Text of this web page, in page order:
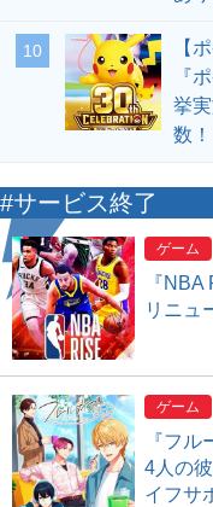
10
【
『
挙
数！
#サービス終了
ゲーム
『
リニュ
ゲーム
『フ
4人の
イフサ